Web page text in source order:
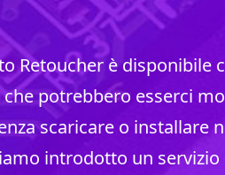
Retoucher è
potrebbero esserci
scaricare o installare
introdotto un